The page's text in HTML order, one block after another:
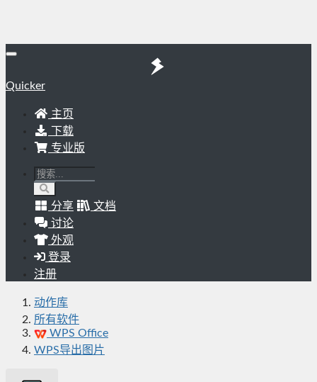
Quicker
主页
下载
专业版
分享
文档
讨论
外观
登录
注册
动作库
所有软件
WPS Office
WPS导出图片